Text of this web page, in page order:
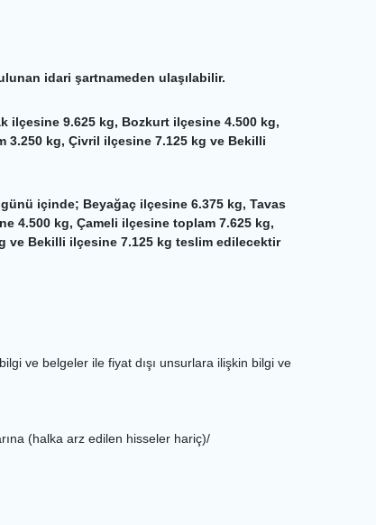
idari şartnameden ulaşılabilir.
ilçesine 9.625 kg, Bozkurt ilçesine 4.500 kg,
3.250 kg, Çivril ilçesine 7.125 kg ve Bekilli
içinde; Beyağaç ilçesine 6.375 kg, Tavas
4.500 kg, Çameli ilçesine toplam 7.625 kg,
ve Bekilli ilçesine 7.125 kg teslim edilecektir
ve belgeler ile fiyat dışı unsurlara ilişkin bilgi ve
(halka arz edilen hisseler hariç)/